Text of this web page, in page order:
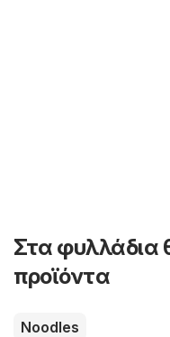
Στα φυλλάδια
προϊόντα
Noodles